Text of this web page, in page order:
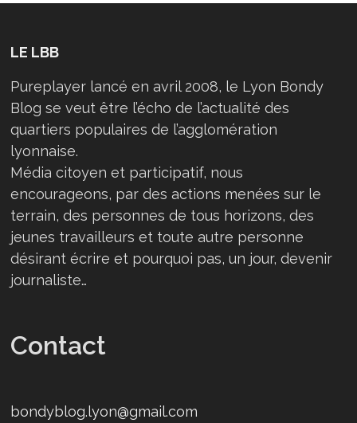
LE LBB
Pureplayer lancé en avril 2008, le Lyon Bondy
Blog se veut être l’écho de l’actualité des
quartiers populaires de l’agglomération
lyonnaise.
Média citoyen et participatif, nous
encourageons, par des actions menées sur le
terrain, des personnes de tous horizons, des
jeunes travailleurs et toute autre personne
désirant écrire et pourquoi pas, un jour, devenir
journaliste…
Contact
bondyblog.lyon@gmail.com